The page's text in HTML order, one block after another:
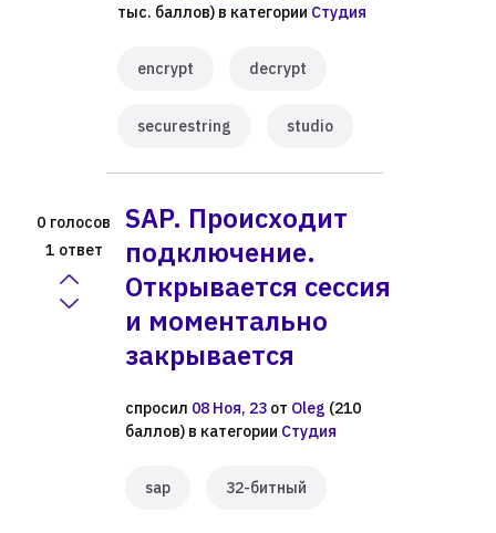
тыс. баллов) в категории Студия
encrypt decrypt
securestring studio
0 голосов
1 ответ
SAP. Происходит
подключение.
Открывается сессия
и моментально
закрывается
спросил 08 Ноя, 23 от Oleg (210
баллов) в категории Студия
sap 32-битный